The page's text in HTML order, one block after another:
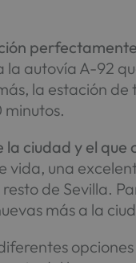
autovía A-92
la estación
minutos.
ciudad y el
una
de Sevilla.
más a la